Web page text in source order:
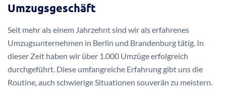
Umzugsgeschäft
Seit mehr als einem Jahrzehnt sind wir als erfahrenes
Umzugsunternehmen in Berlin und Brandenburg tätig. In
dieser Zeit haben wir über 1.000 Umzüge erfolgreich
durchgeführt. Diese umfangreiche Erfahrung gibt uns die
Routine, auch schwierige Situationen souverän zu meistern.